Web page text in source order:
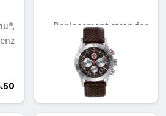
Replacement strap for
B6 604 1435
غير متوفر حاليا
AED 173.25